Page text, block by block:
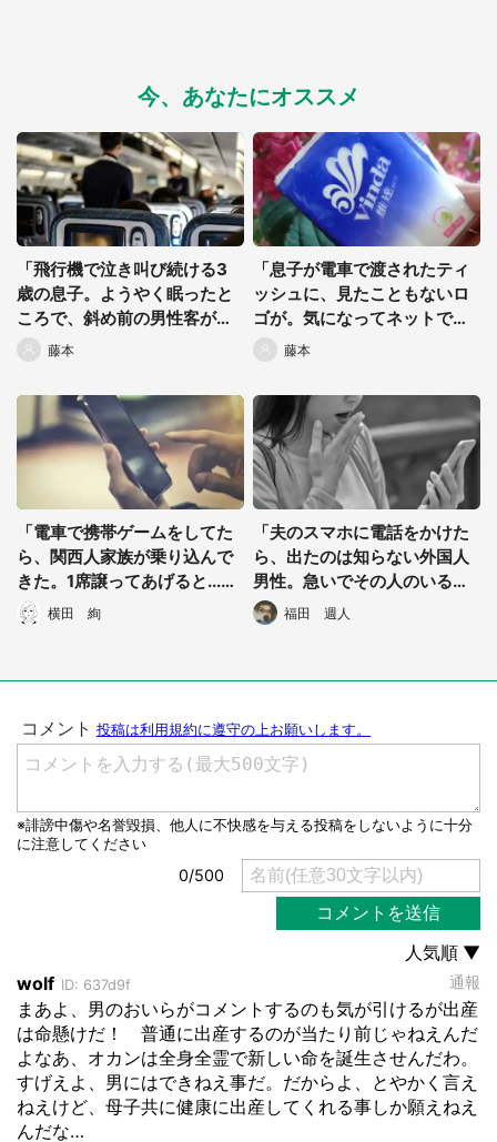
都道府選択
今、あなたにオススメ
「飛行機で泣き叫び続ける3
歳の息子。ようやく眠ったと
ころで、斜め前の男性客が振
り返り...」（都道府県・年齢
性別不明）
藤本
「息子が電車で渡されたティ
ッシュに、見たこともないロ
ゴが。気になってネットで調
べてみると、それは...」（神
奈川県・40代女性）
藤本
「電車で携帯ゲームをしてた
ら、関西人家族が乗り込んで
きた。1席譲ってあげると...
『東京の人は人情があります
なあ』」（東京都・30代男
横田 絢
「夫のスマホに電話をかけた
ら、出たのは知らない外国人
男性。急いでその人のいる場
所に行くと、そこには...」
（都道府県・年齢性別不明）
福田 週人